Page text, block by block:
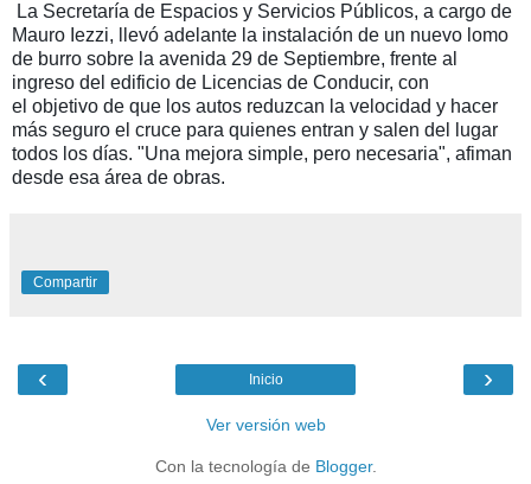
La Secretaría de Espacios y Servicios Públicos, a cargo de
Mauro Iezzi, llevó adelante la instalación de un nuevo lomo
de burro sobre la avenida 29 de Septiembre, frente al
ingreso del edificio de Licencias de Conducir, con
el objetivo de que los autos reduzcan la velocidad y hacer
más seguro el cruce para quienes entran y salen del lugar
todos los días. "Una mejora simple, pero necesaria", afiman
desde esa área de obras.
Compartir
‹ ›
Inicio
Ver versión web
Con la tecnología de Blogger.